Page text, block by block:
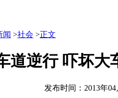
闻 >社会 >正文
道逆行 吓坏大
发布时间：2013年04